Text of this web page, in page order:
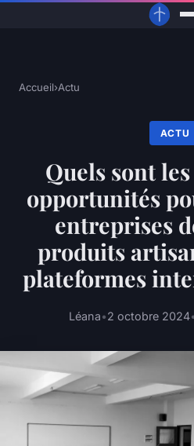
Accueil›Actu
ACTU
Quels sont
opportunités
entreprises
produits
plateformes
Léana•2 octobre 2024•